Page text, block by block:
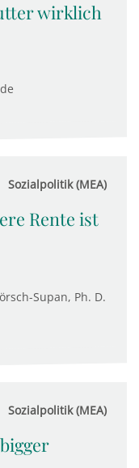
wirklich
Sozialpolitik (MEA)
Rente ist
Supan, Ph. D.
Sozialpolitik (MEA)